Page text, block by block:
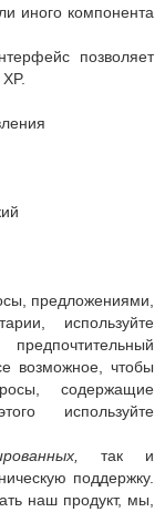
иного компонента
позволяет
предложениями,
используйте
возможное, чтобы
содержащие
используйте
так и
поддержку.
наш продукт, мы,